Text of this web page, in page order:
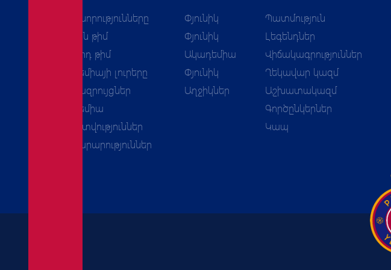
Բոլոր նորությունները
Առաջին թիմ
Երկրորդ թիմ
Ակադեմիայի լուրերը
Հարցազրույցներ
Ակադեմիա
Հաշվետվություններ
Հայտարարություններ
Փյունիկ
Փյունիկ
Ակադեմիա
Փյունիկ
Աղջիկներ
Պատմություն
Լեգենդներ
Վիճակագրություններ
Ղեկավար կազմ
Աշխատակազմ
Գործընկերներ
Կապ